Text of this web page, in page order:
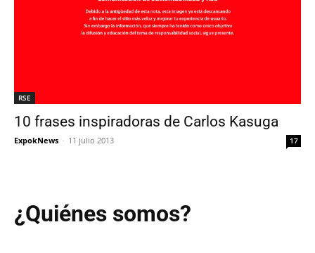
RSE
10 frases inspiradoras de Carlos Kasuga
ExpokNews - 11 julio 2013 17
¿Quiénes somos?